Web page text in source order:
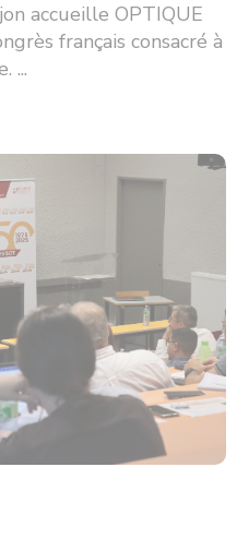
accueille OPTIQUE
français consacré à
...